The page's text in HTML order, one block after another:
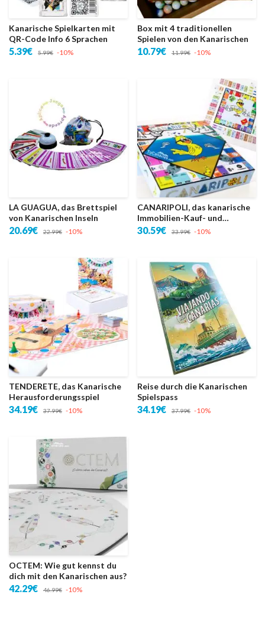
Kanarische Spielkarten mit
QR-Code Info 6 Sprachen
5.39€ 5.99€ -10%
Box mit 4 traditionellen
Spielen von den Kanarischen
10.79€ 11.99€ -10%
LA GUAGUA, das Brettspiel
von Kanarischen Inseln
20.69€ 22.99€ -10%
CANARIPOLI, das kanarische
Immobilien-Kauf- und
Verkaufsspiel
30.59€ 33.99€ -10%
TENDERETE, das Kanarische
Herausforderungsspiel
34.19€ 37.99€ -10%
Reise durch die Kanarischen
Spielspass
34.19€ 37.99€ -10%
OCTEM: Wie gut kennst du
dich mit den Kanarischen aus?
42.29€ 46.99€ -10%